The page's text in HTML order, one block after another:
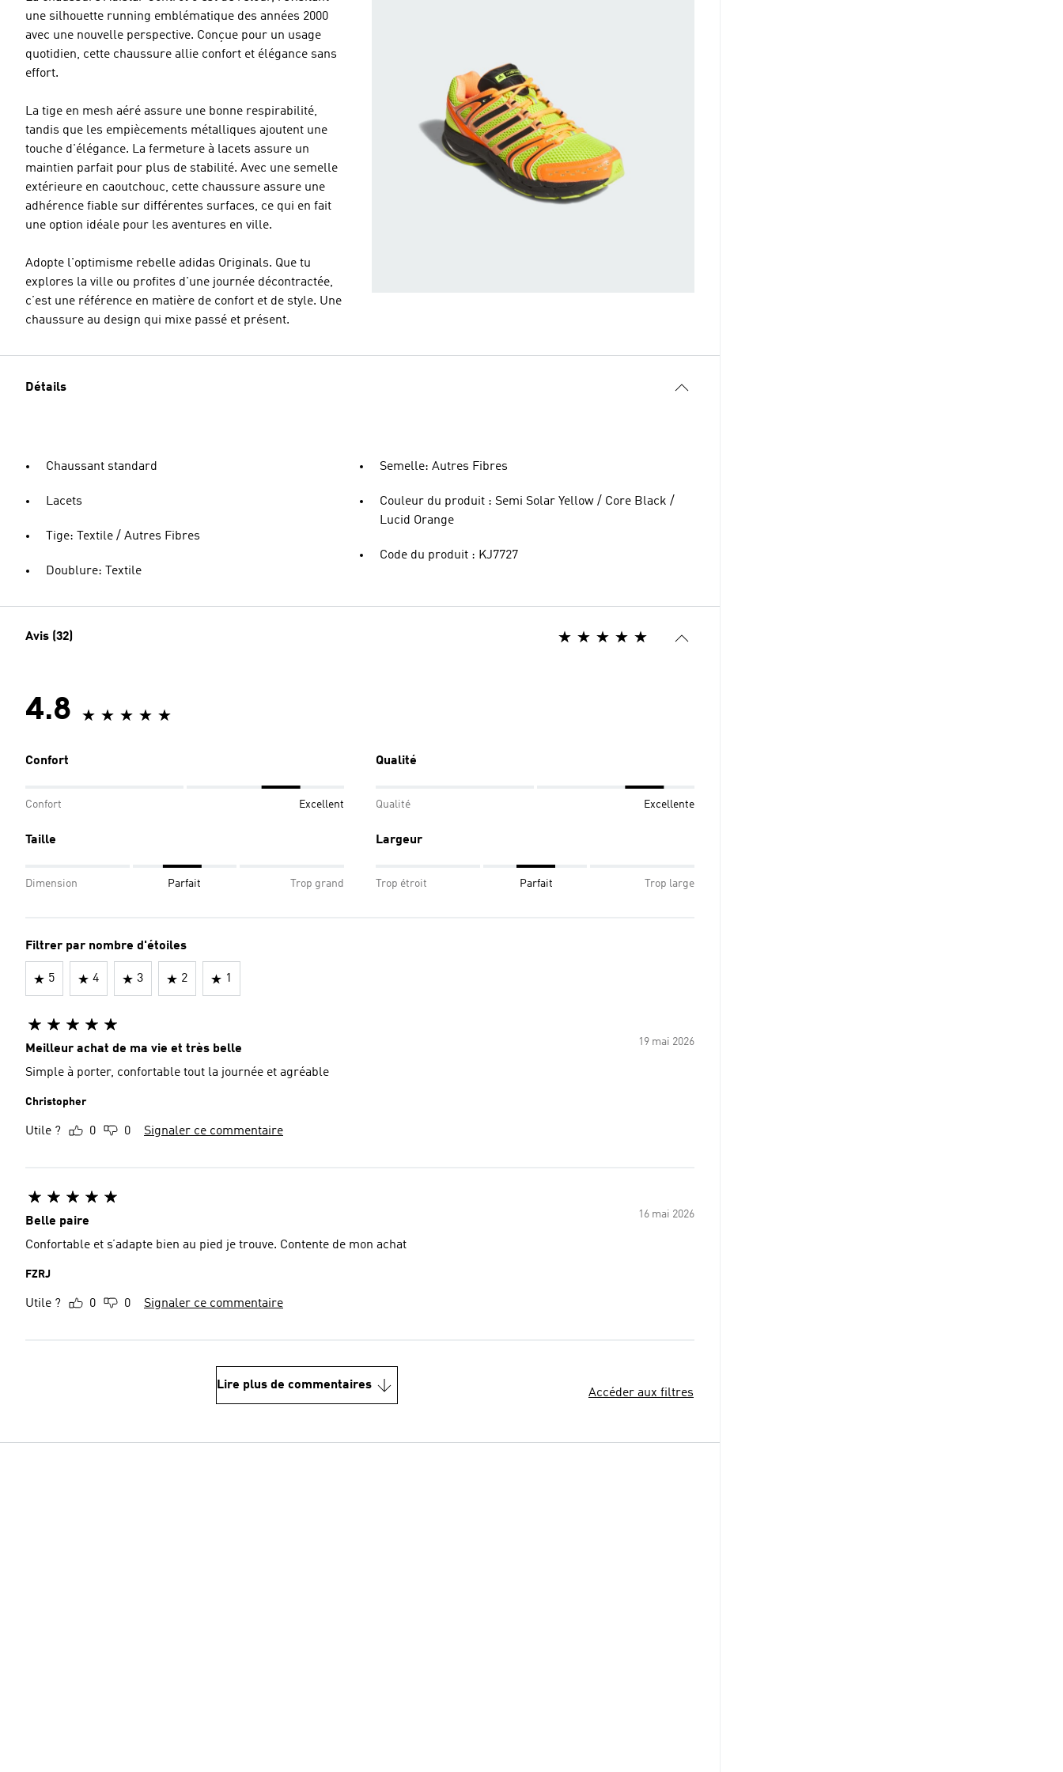
une silhouette running emblématique des années 2000
avec une nouvelle perspective. Conçue pour un usage
quotidien, cette chaussure allie confort et élégance sans
effort.
La tige en mesh aéré assure une bonne respirabilité,
tandis que les empiècements métalliques ajoutent une
touche d'élégance. La fermeture à lacets assure un
maintien parfait pour plus de stabilité. Avec une semelle
extérieure en caoutchouc, cette chaussure assure une
adhérence fiable sur différentes surfaces, ce qui en fait
une option idéale pour les aventures en ville.
Adopte l'optimisme rebelle adidas Originals. Que tu
explores la ville ou profites d'une journée décontractée,
c’est une référence en matière de confort et de style. Une
chaussure au design qui mixe passé et présent.
Détails
Chaussant standard
Lacets
Tige: Textile / Autres Fibres
Doublure: Textile
Semelle: Autres Fibres
Couleur du produit : Semi Solar Yellow / Core Black /
Lucid Orange
Code du produit : KJ7727
Avis (32)
4.8
Confort
Confort Excellent
Qualité
Qualité Excellente
Taille
Dimension Parfait Trop grand
Largeur
Trop étroit Parfait Trop large
Filtrer par nombre d'étoiles
5 4 3 2 1
19 mai 2026
Meilleur achat de ma vie et très belle
Simple à porter, confortable tout la journée et agréable
Christopher
Utile ? 0 0 Signaler ce commentaire
16 mai 2026
Belle paire
Confortable et s’adapte bien au pied je trouve. Contente de mon achat
FZRJ
Utile ? 0 0 Signaler ce commentaire
Lire plus de commentaires
Accéder aux filtres